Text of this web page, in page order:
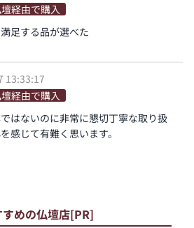
経由で購入
足する品が選べた
13:33:17
経由で購入
はないのに非常に懇切丁寧な取り扱
感じて有難く思います。
すめの仏壇店[PR]